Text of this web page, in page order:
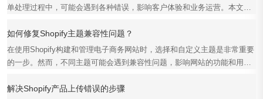
单处理过程中，可能会遇到各种错误，影响客户体验和业务运营。本文将
如何修复Shopify主题兼容性问题？
在使用Shopify构建和管理电子商务网站时，选择和自定义主题是非常重要
的一步。然而，不同主题可能会遇到兼容性问题，影响网站的功能和用户
解决Shopify产品上传错误的步骤